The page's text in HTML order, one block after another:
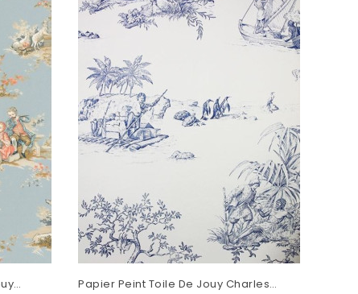
Papier Peint Toile De Jouy Charles